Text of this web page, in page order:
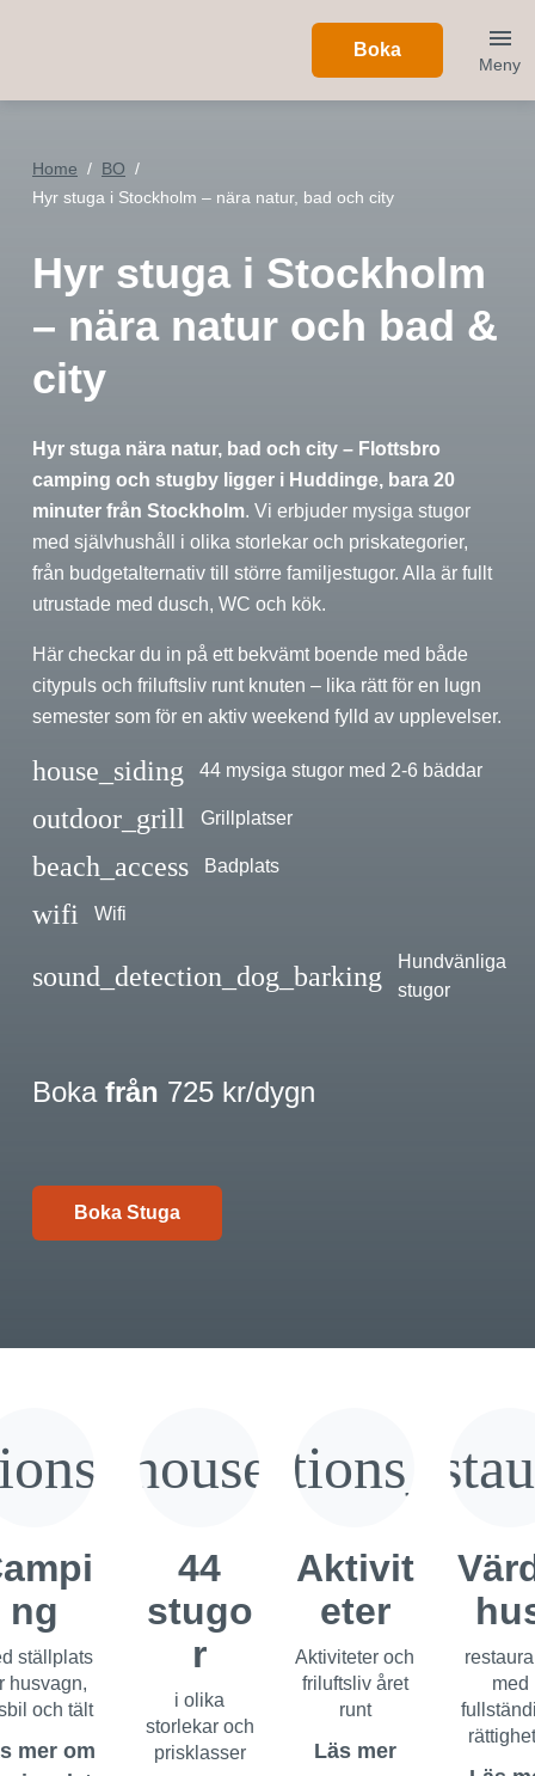
Boka
Meny
Home
BO
Hyr stuga i Stockholm – nära natur, bad och city
Hyr stuga i Stockholm
– nära natur och bad &
city
Hyr stuga nära natur, bad och city – Flottsbro
camping och stugby ligger i Huddinge, bara 20
minuter från Stockholm. Vi erbjuder mysiga stugor
med självhushåll i olika storlekar och priskategorier,
från budgetalternativ till större familjestugor. Alla är fullt
utrustade med dusch, WC och kök.
Här checkar du in på ett bekvämt boende med både
citypuls och friluftsliv runt knuten – lika rätt för en lugn
semester som för en aktiv weekend fylld av upplevelser.
house_siding 44 mysiga stugor med 2-6 bäddar
outdoor_grill Grillplatser
beach_access Badplats
wifi Wifi
sound_detection_dog_barking
Hundvänliga
stugor
Boka från 725 kr/dygn
Boka Stuga
ng
ställplats
husvagn,
och tält
mer om
house
44
stugo
r
i olika
storlekar och
prisklasser
Aktivit
eter
Aktiviteter och
friluftsliv året
runt
Läs mer
med